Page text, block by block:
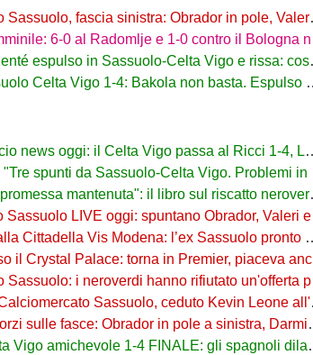
fascia sinistra: Obrador in pole, Valeri l’alternativa
6-0 al Radomlje e 1-0 contro il Bologna nelle prime amichevoli
espulso in Sassuolo-Celta Vigo e rissa: cosa è successo
Celta Vigo 1-4: Bakola non basta. Espulso Laurienté
oggi: il Celta Vigo passa al Ricci 1-4, Laurienté espulso
da Sassuolo-Celta Vigo. Problemi in difesa, lì non sto allenando"
mantenuta": il libro sul riscatto neroverde su Amazon e in libreria
LIVE oggi: spuntano Obrador, Valeri e Darmian per la difesa
Vis Modena: l’ex Sassuolo pronto a scendere in Serie D
Crystal Palace: torna in Premier, piaceva anche al Sassuolo
i neroverdi hanno rifiutato un'offerta per Pinamonti
Sassuolo, ceduto Kevin Leone all'Arezzo: il comunicato
fasce: Obrador in pole a sinistra, Darmian soluzione a destra
amichevole 1-4 FINALE: gli spagnoli dilagano nel finale